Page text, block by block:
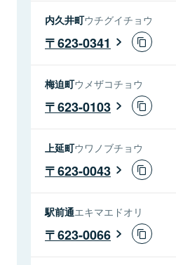
内久井町ウチグイチョウ
623-0341
梅迫町ウメザコチョウ
623-0103
上延町ウワノブチョウ
623-0043
駅前通エキマエドオリ
623-0066